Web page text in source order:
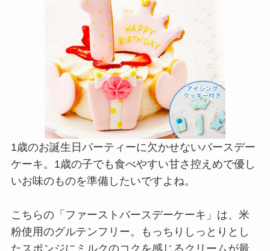
1歳のお誕生日パーティーに欠かせないバースデー
ケーキ。1歳の子でも食べやすい甘さ控えめで優し
いお味のものを準備したいですよね。
こちらの「ファーストバースデーケーキ」は、米
粉使用のグルテンフリー。もっちりしっとりとし
たスポンジにミルクのコクを感じるクリームが最